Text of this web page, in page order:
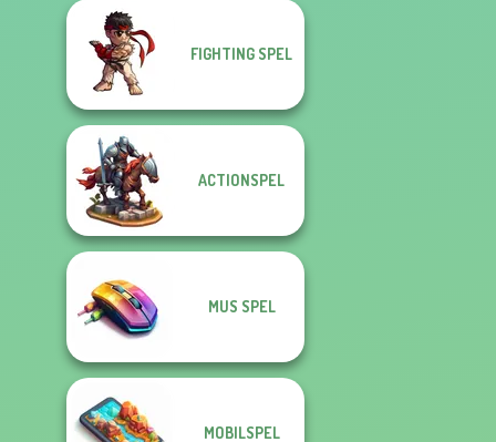
FIGHTING SPEL
ACTIONSPEL
MUS SPEL
MOBILSPEL